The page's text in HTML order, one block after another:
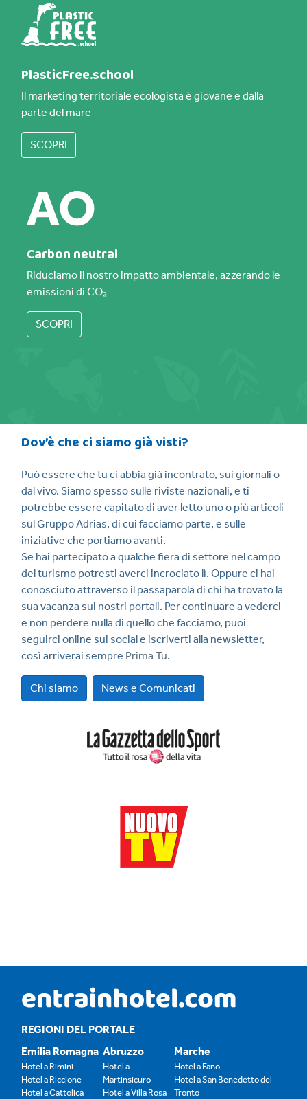
PlasticFree.school
Il marketing territoriale ecologista è giovane e dalla
parte del mare
SCOPRI
Carbon neutral
Riduciamo il nostro impatto ambientale, azzerando le
emissioni di CO₂
SCOPRI
Dov’è che ci siamo già visti?
Può essere che tu ci abbia già incontrato, sui giornali o
dal vivo. Siamo spesso sulle riviste nazionali, e ti
potrebbe essere capitato di aver letto uno o più articoli
sul Gruppo Adrias, di cui facciamo parte, e sulle
iniziative che portiamo avanti.
Se hai partecipato a qualche fiera di settore nel campo
del turismo potresti averci incrociato lì. Oppure ci hai
conosciuto attraverso il passaparola di chi ha trovato la
sua vacanza sui nostri portali. Per continuare a vederci
e non perdere nulla di quello che facciamo, puoi
seguirci online sui social e iscriverti alla newsletter,
così arriverai sempre Prima Tu.
Chi siamo News e Comunicati
REGIONI DEL PORTALE
Emilia Romagna
Hotel a Rimini
Hotel a Riccione
Hotel a Cattolica
Abruzzo
Hotel a
Martinsicuro
Hotel a Villa Rosa
Marche
Hotel a Fano
Hotel a San Benedetto del
Tronto